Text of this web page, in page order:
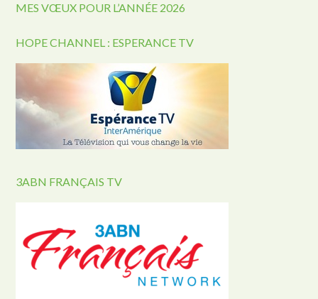
MES VŒUX POUR L’ANNÉE 2026
HOPE CHANNEL : ESPERANCE TV
3ABN FRANÇAIS TV